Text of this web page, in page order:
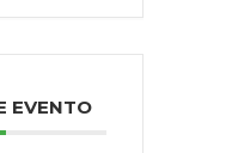
EVENTO